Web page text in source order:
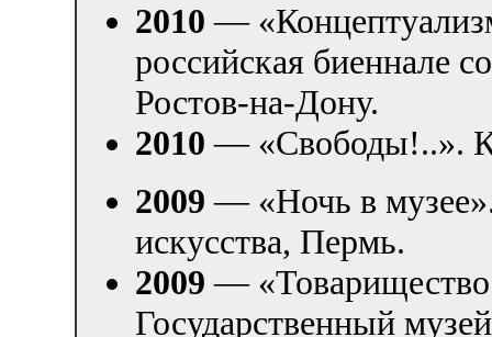
2010 —
российская биеннале
Ростов-на-Дону.
2010 — «Свободы!..».
2009 — «Ночь в
искусства, Пермь.
2009 — «Товарищество
Государственный